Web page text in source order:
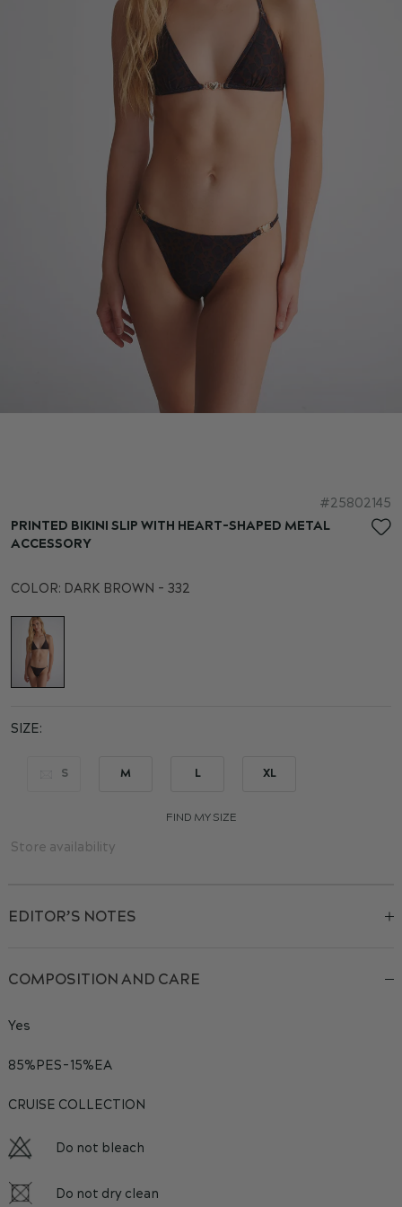
to
the
the
gallery
PRINTED BIKINI SLIP WITH HEART-SHAPED METAL
ACCESSORY
25802145
COLOR: DARK BROWN - 332
SIZE
S M L XL
FIND MY SIZE
Store availability
EDITOR’S NOTES
COMPOSITION AND CARE
Yes
85%PES-15%EA
CRUISE COLLECTION
Do not bleach
Do not dry clean